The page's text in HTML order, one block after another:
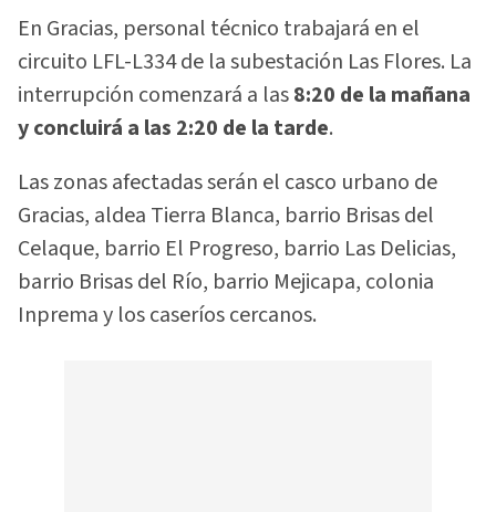
En Gracias, personal técnico trabajará en el
circuito LFL-L334 de la subestación Las Flores. La
interrupción comenzará a las8:20 de la mañana
y concluirá a las 2:20 de la tarde.
Las zonas afectadas serán el casco urbano de
Gracias, aldea Tierra Blanca, barrio Brisas del
Celaque, barrio El Progreso, barrio Las Delicias,
barrio Brisas del Río, barrio Mejicapa, colonia
Inprema y los caseríos cercanos.